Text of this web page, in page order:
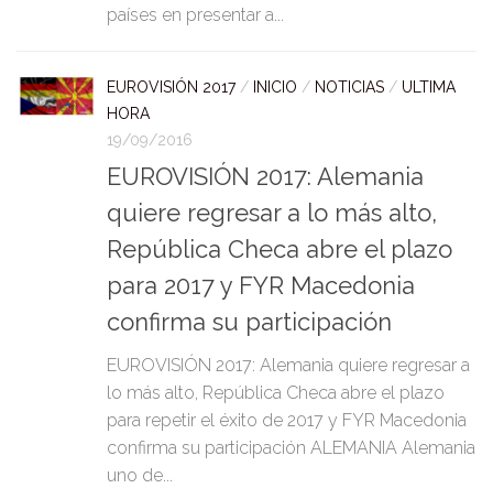
países en presentar a...
EUROVISIÓN 2017/ INICIO / NOTICIAS / ULTIMA
HORA
19/09/2016
EUROVISIÓN 2017: Alemania
quiere regresar a lo más alto,
República Checa abre el plazo
para 2017 y FYR Macedonia
confirma su participación
EUROVISIÓN 2017: Alemania quiere regresar a
lo más alto, República Checa abre el plazo
para repetir el éxito de 2017 y FYR Macedonia
confirma su participación ALEMANIA Alemania
uno de...